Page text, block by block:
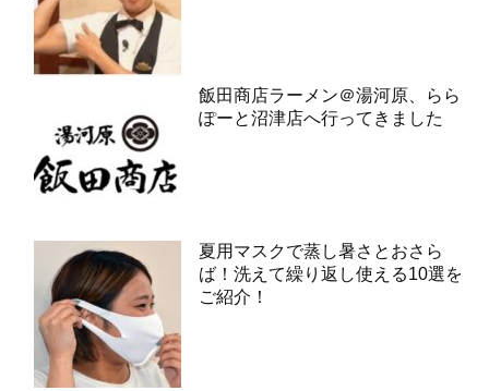
飯田商店ラーメン＠湯河原、らら
ぽーと沼津店へ行ってきました
夏用マスクで蒸し暑さとおさら
ば！洗えて繰り返し使える10選を
ご紹介！